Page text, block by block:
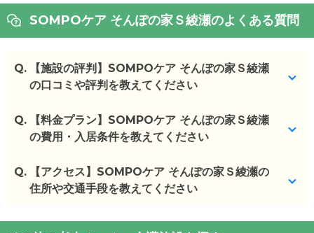
SOMPOケア そんぽの家Ｓ綾瀬のよくある質問
Q.
【施設の評判】SOMPOケア そんぽの家Ｓ綾瀬
の口コミや評判を教えてください
SOMPOケア そんぽの家Ｓ綾瀬を見学した方の口コ
ミを確認できます。
SOMPOケア そんぽの家Ｓ綾瀬 の口コミ
・スタッフの対応がていねいだったことと、駅や自
宅から近かったこ...
Q.
【料金プラン】SOMPOケア そんぽの家Ｓ綾瀬
の費用・入居条件を教えてください
SOMPOケア そんぽの家Ｓ綾瀬の入居金・月額料
金は次のとおりです。
・月額費用が17.4〜23.2万円
Q.
【アクセス】SOMPOケア そんぽの家Ｓ綾瀬の
住所や交通手段を教えてください
SOMPOケア そんぽの家Ｓ綾瀬の交通アクセス